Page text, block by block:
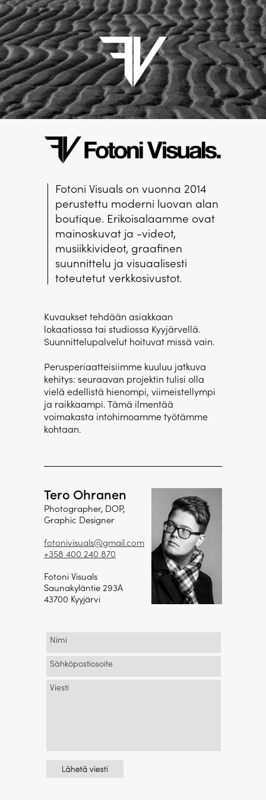
Fotoni Visuals on vuonna 2014
perustettu moderni luovan alan
boutique. Erikoisalaamme ovat
mainoskuvat ja -videot,
musiikkivideot, graafinen
suunnittelu ja visuaalisesti
toteutetut verkkosivustot.
Kuvaukset tehdään asiakkaan
lokaatiossa tai studiossa Kyyjärvellä.
Suunnittelupalvelut hoituvat missä vain.
Perusperiaatteisiimme kuuluu jatkuva
kehitys: seuraavan projektin tulisi olla
vielä edellistä hienompi, viimeistellympi
ja raikkaampi. Tämä ilmentää
voimakasta intohimoamme työtämme
kohtaan.
Tero Ohranen
Photographer, DOP,
Graphic Designer
fotonivisuals@gmail.com
+358 400 240 870
Fotoni Visuals
Saunakyläntie 293A
43700 Kyyjärvi
Nimi
Sähköpostiosoite
Viesti